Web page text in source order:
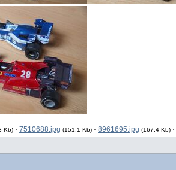
Kb) · 7510688.jpg (151.1 Kb) · 8961695.jpg (167.4 Kb) ·